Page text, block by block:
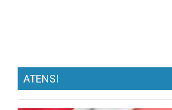
ATENSI